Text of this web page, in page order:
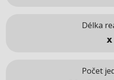
Délka
x
Počet